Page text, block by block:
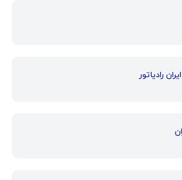
رادیاتور